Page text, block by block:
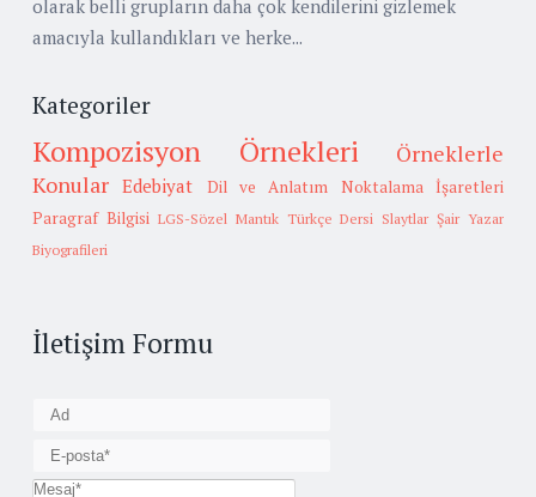
olarak belli grupların daha çok kendilerini gizlemek
amacıyla kullandıkları ve herke...
Kategoriler
Kompozisyon Örnekleri
Örneklerle
Konular Edebiyat Dil ve Anlatım
Noktalama İşaretleri
Paragraf Bilgisi LGS-Sözel Mantık Türkçe Dersi Slaytlar Şair Yazar
Biyografileri
İletişim Formu